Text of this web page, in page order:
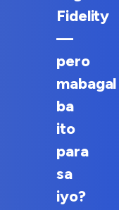
Fidelity
—
pero
mabagal
ba
ito
para
sa
iyo?